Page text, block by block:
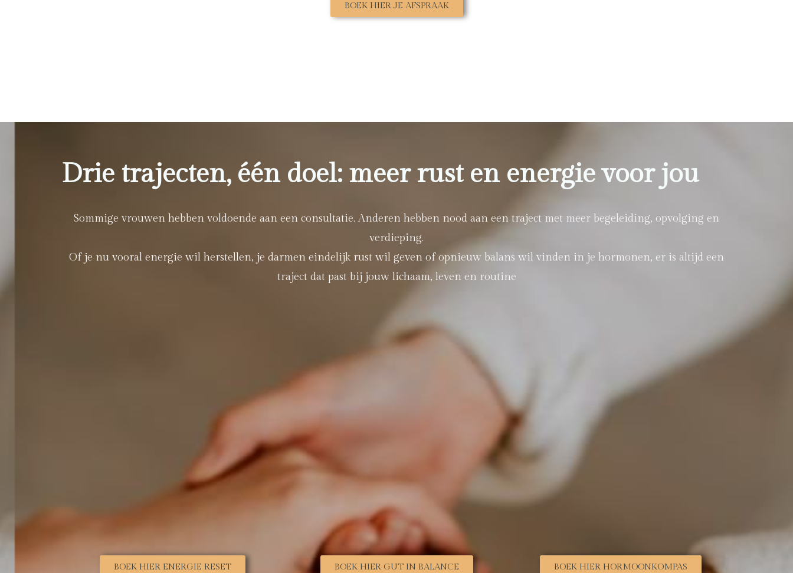
BOEK HIER JE AFSPRAAK
Drie trajecten, één doel: meer rust en energie voor jou
Sommige vrouwen hebben voldoende aan een consultatie. Anderen hebben nood aan een traject met meer begeleiding, opvolging en
verdieping.
Of je nu vooral energie wil herstellen, je darmen eindelijk rust wil geven of opnieuw balans wil vinden in je hormonen, er is altijd een
traject dat past bij jouw lichaam, leven en routine
BOEK HIER ENERGIE RESET BOEK HIER GUT IN BALANCE BOEK HIER HORMOONKOMPAS